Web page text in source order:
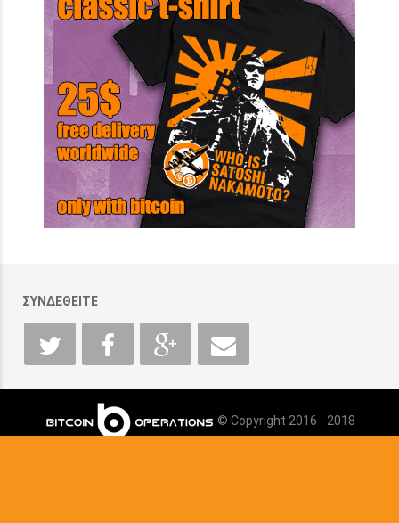
ΣΥΝΔΕΘΕΙΤΕ
© Copyright 2016 - 2018